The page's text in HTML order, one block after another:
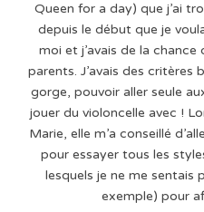
Queen for a day) que j’ai
depuis le début que je
moi et j’avais de la
parents. J’avais des critères
gorge, pouvoir aller seule
jouer du violoncelle avec !
Marie, elle m’a conseillé
pour essayer tous les
lesquels je ne me sentais
exemple) pour